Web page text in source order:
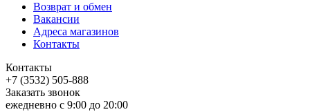
Возврат и обмен
Вакансии
Адреса магазинов
Контакты
Контакты
+7 (3532) 505-888
Заказать звонок
ежедневно с 9:00 до 20:00